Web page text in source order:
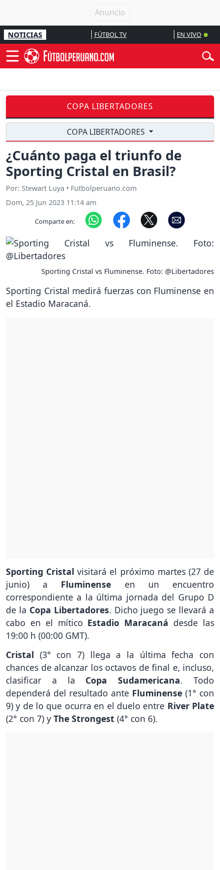
NOTICIAS FÚTBOL TV EN VIVO
COPA LIBERTADORES
COPA LIBERTADORES
¿Cuánto paga el triunfo de
Sporting Cristal en Brasil?
Por: Stewart Luya • Futbolperuano.com
Dom, 25 Jun 2023 11:14 am
Comparte en:
Sporting Cristal vs Fluminense. Foto: @Libertadores
Sporting Cristal medirá fuerzas con Fluminense en
el Estadio Maracaná.
Sporting Cristal visitará el próximo martes (27 de
junio) a Fluminense en un encuentro
correspondiente a la última jornada del Grupo D
de la Copa Libertadores. Dicho juego se llevará a
cabo en el mítico Estadio Maracaná desde las
19:00 h (00:00 GMT).
Cristal (3° con 7) llega a la última fecha con
chances de alcanzar los octavos de final e, incluso,
clasificar a la Copa Sudamericana. Todo
dependerá del resultado ante Fluminense (1° con
9) y de lo que ocurra en el duelo entre River Plate
(2° con 7) y The Strongest (4° con 6).